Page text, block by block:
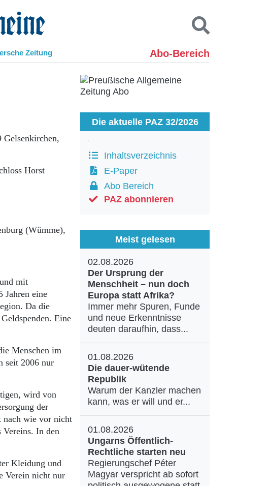
Zeitung Abo-Bereich
Kontakt
Gelsenkirchen,
Horst
(Wümme),
mit
Jahren eine
Da die
Eine
Menschen im
seit 2006 nur
wird von
der
nach wie vor nicht
Vereins. In den
Kleidung und
Verein nicht nur
Die aktuelle PAZ 32/2026
Inhaltsverzeichnis
E-Paper
Abo Bereich
PAZ abonnieren
Meist gelesen
02.08.2026
Der Ursprung der
Menschheit – nun doch
Europa statt Afrika?
Immer mehr Spuren, Funde
und neue Erkenntnisse
deuten daraufhin, dass...
01.08.2026
Die dauer-wütende
Republik
Warum der Kanzler machen
kann, was er will und er...
01.08.2026
Ungarns Öffentlich-
Rechtliche starten neu
Regierungschef Péter
Magyar verspricht ab sofort